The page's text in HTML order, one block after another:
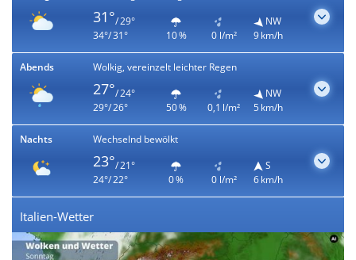
31°/ 29°
34°/ 31°
10 % 0 l/m²
NW
9 km/h
Abends Wolkig, vereinzelt leichter Regen
27°/ 24°
29°/ 26°
50 % 0,1 l/m²
NW
5 km/h
Nachts Wechselnd bewölkt
23°/ 21°
24°/ 22°
0 % 0 l/m²
S
6 km/h
Italien-Wetter